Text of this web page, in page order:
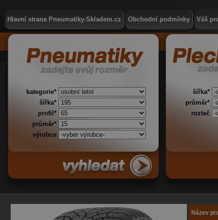
Hlavní strana Pneumatiky-Skladem.cz Obchodní podmínky Váš
kategorie*
šířka*
profil*
průměr*
výrobce
šířka*
průměr*
rozteč
Název